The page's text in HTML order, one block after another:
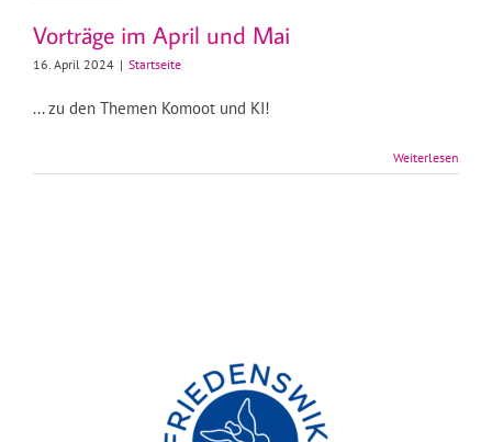
Vorträge im April und Mai
16. April 2024 | Startseite
... zu den Themen Komoot und KI!
Weiterlesen